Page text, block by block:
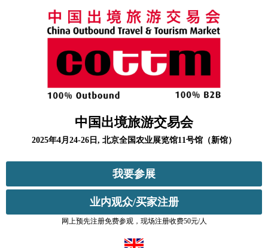
中国出境旅游交易会
2025年4月24-26日, 北京全国农业展览馆11号馆（新馆）
我要参展
业内观众/买家注册
网上预先注册免费参观，现场注册收费50元/人